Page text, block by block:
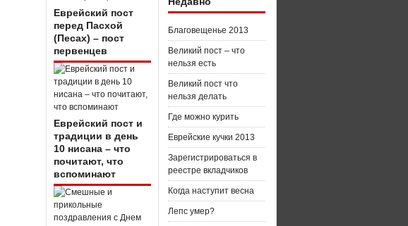
Еврейский пост
перед Пасхой
(Песах) – пост
первенцев
Еврейский пост и
традиции в день
10 нисана – что
почитают, что
вспоминают
Благовещенье 2013
Великий пост – что
нельзя есть
Великий пост что
нельзя делать
Где можно курить
Еврейские кучки 2013
Зарегистрироваться в
реестре вкладчиков
Когда наступит весна
Лепс умер?